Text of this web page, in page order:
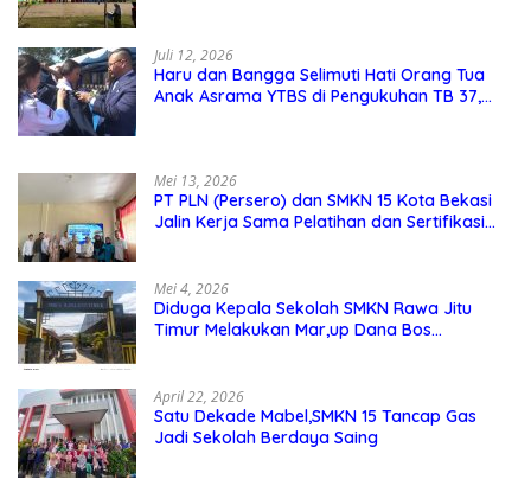
Juli 12, 2026
Haru dan Bangga Selimuti Hati Orang Tua
Anak Asrama YTBS di Pengukuhan TB 37,
Mei 13, 2026
PT PLN (Persero) dan SMKN 15 Kota Bekasi
Jalin Kerja Sama Pelatihan dan Sertifikasi
Mei 4, 2026
Diduga Kepala Sekolah SMKN Rawa Jitu
Timur Melakukan Mar,up Dana Bos
April 22, 2026
Satu Dekade Mabel,SMKN 15 Tancap Gas
Jadi Sekolah Berdaya Saing